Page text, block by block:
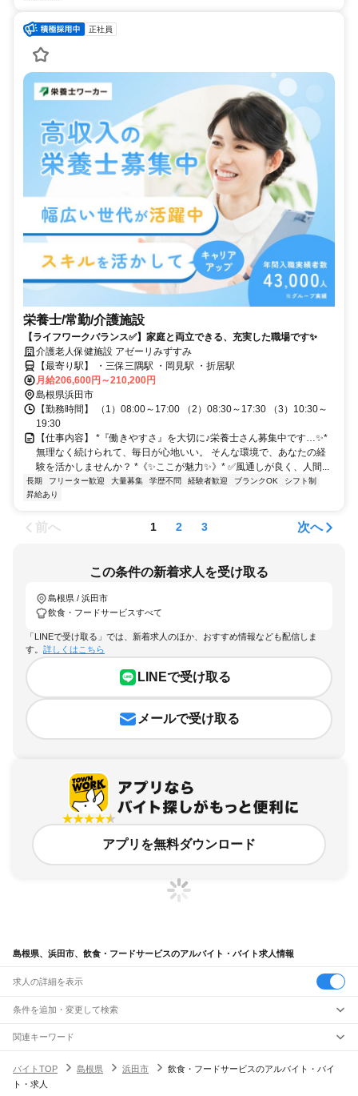
正社員
栄養士/常勤/介護施設
【ライフワークバランス✅️】家庭と両立できる、充実した職場です✨
介護老人保健施設 アゼーリみずすみ
【最寄り駅】 ・三保三隅駅 ・岡見駅 ・折居駅
月給206,600円～210,200円
島根県浜田市
【勤務時間】 （1）08:00～17:00 （2）08:30～17:30 （3）10:30～
19:30
【仕事内容】 *『働きやすさ』を大切に♪栄養士さん募集中です…✨*
無理なく続けられて、毎日が心地いい。 そんな環境で、あなたの経
験を活かしませんか？ *《✨ここが魅力✨》* ✅️風通しが良く、人間...
長期 フリーター歓迎 大量募集 学歴不問 経験者歓迎 ブランクOK
シフト制
昇給あり
前へ 1 2 3 次へ
この条件の新着求人を受け取る
島根県 / 浜田市
飲食・フードサービスすべて
「LINEで受け取る」では、新着求人のほか、おすすめ情報なども配信しま
す。 詳しくはこちら
LINEで受け取る
メールで受け取る
アプリを無料ダウンロード
島根県、浜田市、飲食・フードサービスのアルバイト・バイト求人情報
求人の詳細を表示
条件を追加・変更して検索
市区町村を追加・変更
島根県すべて
松江市
駅を追加・変更
職種を追加・変更
関連キーワード
静岡県 島田市 飲食・フードサービス レストラン
島根県 大田市 飲食・フードサービス レストラン
バイトTOP 島根県 浜田市
飲食・フードサービスのアルバイト・バイ
ト・求人